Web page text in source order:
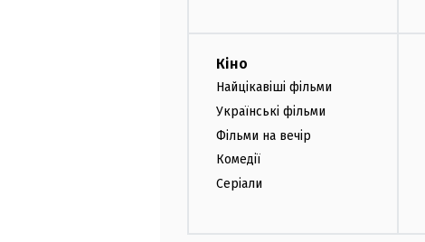
Кіно
Найцікавіші фільми
Українські фільми
Фільми на вечір
Комедії
Серіали